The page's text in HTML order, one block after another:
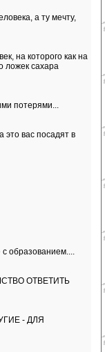
а ту мечту,
на которого как на
ложек сахара
потеpями...
это вас посадят в
с образованием....
ОТВЕТИТЬ
- ДЛЯ